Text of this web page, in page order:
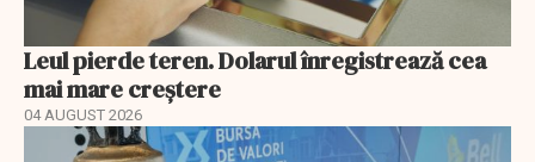
Leul pierde teren. Dolarul înregistrează cea
mai mare creștere
04 AUGUST 2026